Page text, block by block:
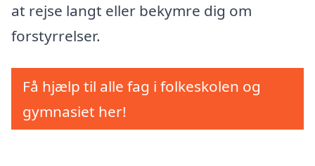
at rejse langt eller bekymre dig om
forstyrrelser.
Få hjælp til alle fag i folkeskolen og
gymnasiet her!